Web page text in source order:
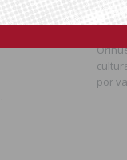
La
por